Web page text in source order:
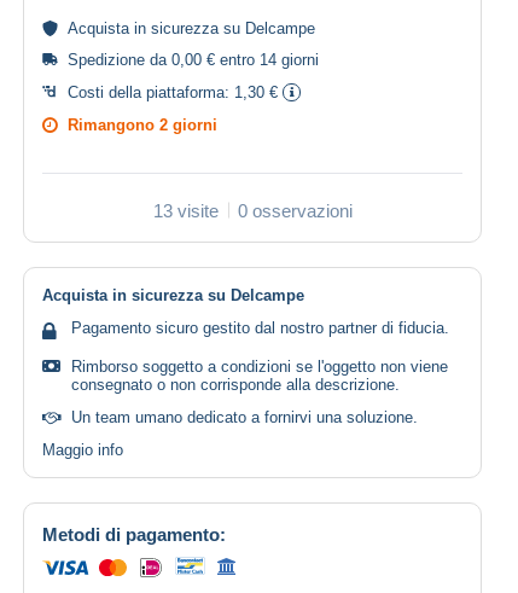
Acquista in sicurezza su Delcampe
Spedizione da 0,00 € entro 14 giorni
Costi della piattaforma: 1,30 €
Rimangono 2 giorni
13 visite 0 osservazioni
Acquista in sicurezza su Delcampe
Pagamento sicuro gestito dal nostro partner di fiducia.
Rimborso soggetto a condizioni se l'oggetto non viene
consegnato o non corrisponde alla descrizione.
Un team umano dedicato a fornirvi una soluzione.
Maggio info
Metodi di pagamento: